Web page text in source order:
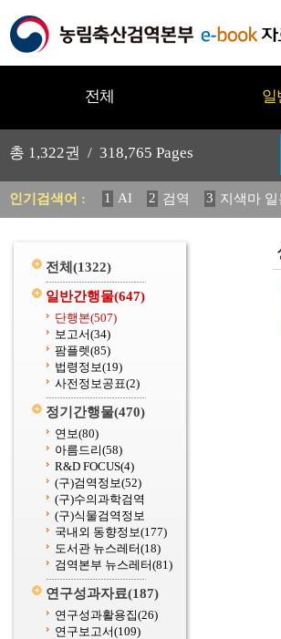
전체 일
총 1,322권 / 318,765 Pages
인기검색어 : 1 AI 2 검역 3 지색마 일
11 2025 12 중독성 식물
전체 (1322)
일반간행물(647)
단행본(507)
보고서(34)
팜플렛(85)
법령정보(19)
사전정보공표(2)
정기간행물(470)
연보(80)
아름드리(58)
R&D FOCUS(4)
(구)검역정보(52)
(구)수의과학검역
(구)식물검역정보
국내외 동향정보(177)
도서관 뉴스레터(18)
검역본부 뉴스레터(81)
연구성과자료(187)
연구성과활용집(26)
연구보고서(109)